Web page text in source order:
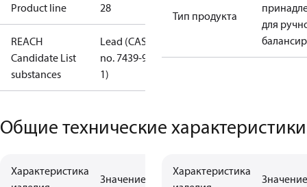
Product line 28
REACH
Candidate List
substances
Lead (CAS
no. 7439-92-
1)
Тип продукта
для
Общие технические характеристики
Характеристика
Значение
Характеристика
Значение